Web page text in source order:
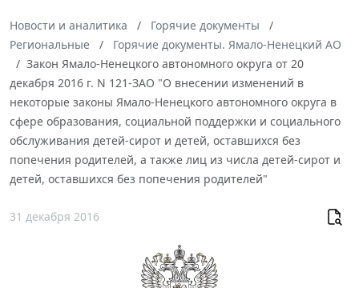
Новости и аналитика
Горячие документы
Региональные
Горячие документы. Ямало-Ненецкий АО
Закон Ямало-Ненецкого автономного округа от 20
декабря 2016 г. N 121-ЗАО "О внесении изменений в
некоторые законы Ямало-Ненецкого автономного округа в
сфере образования, социальной поддержки и социального
обслуживания детей-сирот и детей, оставшихся без
попечения родителей, а также лиц из числа детей-сирот и
детей, оставшихся без попечения родителей"
31 декабря 2016